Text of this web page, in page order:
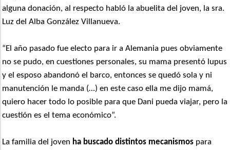
alguna donación, al respecto habló la abuelita del joven, la sra.
Luz del Alba González Villanueva.
“El año pasado fue electo para ir a Alemania pues obviamente
no se pudo, en cuestiones personales, su mama presentó lupus
y el esposo abandonó el barco, entonces se quedó sola y ni
manutención le manda (…) en este caso ella me dijo mamá,
quiero hacer todo lo posible para que Dani pueda viajar, pero la
cuestión es el tema económico”.
La familia del joven ha buscado distintos mecanismos para